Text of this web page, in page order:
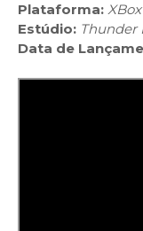
Plataforma:
Estúdio: Thunder
Data de